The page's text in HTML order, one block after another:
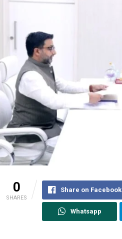
0
SHARES
Share on Facebook
Whatsapp